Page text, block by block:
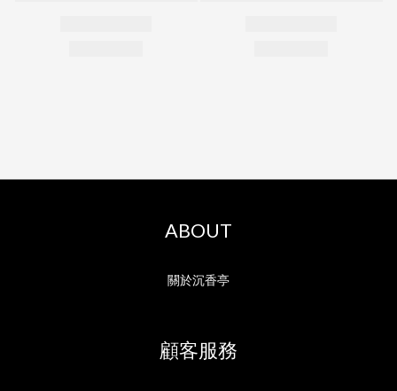
ABOUT
關於沉香亭
顧客服務